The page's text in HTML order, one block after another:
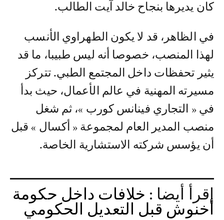
كان يديرها بنجاح خالد آيت الطالب.
في الظاهر، قد لا يكون الطهراوي الأنسب
لهذا المنصب، خصوصا أنه ليس طبيبا، ما قد
يثير تحفظات داخل المجتمع الطبي. تتركز
مسيرته المهنية في عالم الأعمال، حيث بدأ
في « التجاري فينانس كورب »، ثم شغل
منصب المدير العام لمجموعة « أكسال » قبل
أن يؤسس شركته الاستشارية الخاصة.
إقرأ أيضا : خلافات داخل حكومة
أخنوش قبل التعديل الحكومي